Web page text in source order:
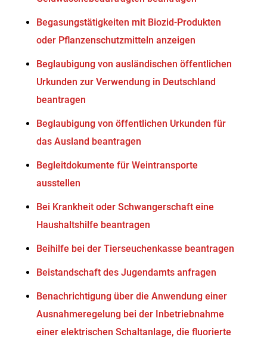
Begasungstätigkeiten mit Biozid-Produkten
oder Pflanzenschutzmitteln anzeigen
Beglaubigung von ausländischen öffentlichen
Urkunden zur Verwendung in Deutschland
beantragen
Beglaubigung von öffentlichen Urkunden für
das Ausland beantragen
Begleitdokumente für Weintransporte
ausstellen
Bei Krankheit oder Schwangerschaft eine
Haushaltshilfe beantragen
Beihilfe bei der Tierseuchenkasse beantragen
Beistandschaft des Jugendamts anfragen
Benachrichtigung über die Anwendung einer
Ausnahmeregelung bei der Inbetriebnahme
einer elektrischen Schaltanlage, die fluorierte